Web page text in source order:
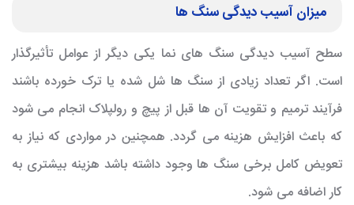
میزان آسیب دیدگی سنگ ها
سطح آسیب دیدگی سنگ های نما یکی دیگر از عوامل تأثیرگذار
است. اگر تعداد زیادی از سنگ ها شل شده یا ترک خورده باشند
فرآیند ترمیم و تقویت آن ها قبل از پیچ و رولپلاک انجام می شود
که باعث افزایش هزینه می گردد. همچنین در مواردی که نیاز به
تعویض کامل برخی سنگ ها وجود داشته باشد هزینه بیشتری به
کار اضافه می شود.